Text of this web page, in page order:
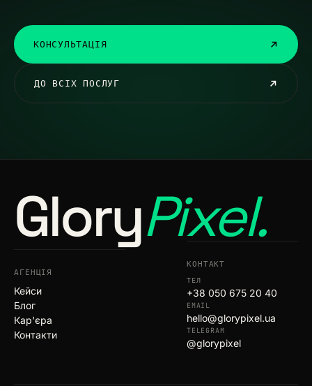
КОНСУЛЬТАЦІЯ
ДО ВСІХ ПОСЛУГ
GloryPixel.
АГЕНЦІЯ
Кейси
Блог
Кар'єра
Контакти
КОНТАКТ
ТЕЛ
+38 050 675 20 40
EMAIL
hello@glorypixel.ua
TELEGRAM
@glorypixel